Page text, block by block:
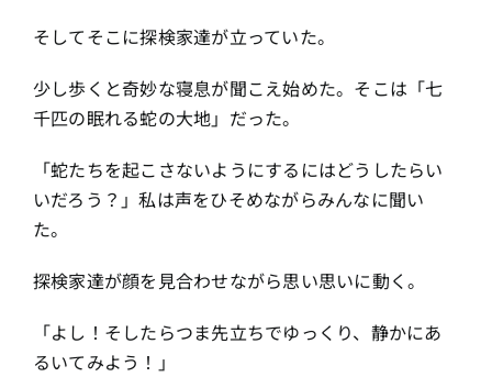
そしてそこに探検家達が立っていた。
少し歩くと奇妙な寝息が聞こえ始めた。そこは「七
千匹の眠れる蛇の大地」だった。
「蛇たちを起こさないようにするにはどうしたらい
いだろう？」私は声をひそめながらみんなに聞い
た。
探検家達が顔を見合わせながら思い思いに動く。
「よし！そしたらつま先立ちでゆっくり、静かにあ
るいてみよう！」